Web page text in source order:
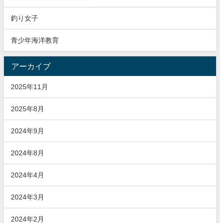
釣り女子
青少年海洋教育
アーカイブ
2025年11月
2025年8月
2024年9月
2024年8月
2024年4月
2024年3月
2024年2月